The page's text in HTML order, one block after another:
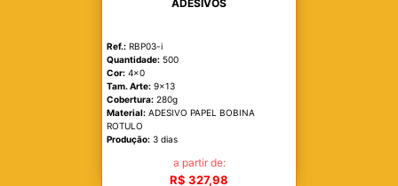
ADESIVOS
Ref.: RBP03-i
Quantidade: 500
Cor: 4x0
Tam. Arte: 9x13
Cobertura: 280g
Material: ADESIVO PAPEL BOBINA
ROTULO
Produção: 3 dias
a partir de:
R$ 327,98